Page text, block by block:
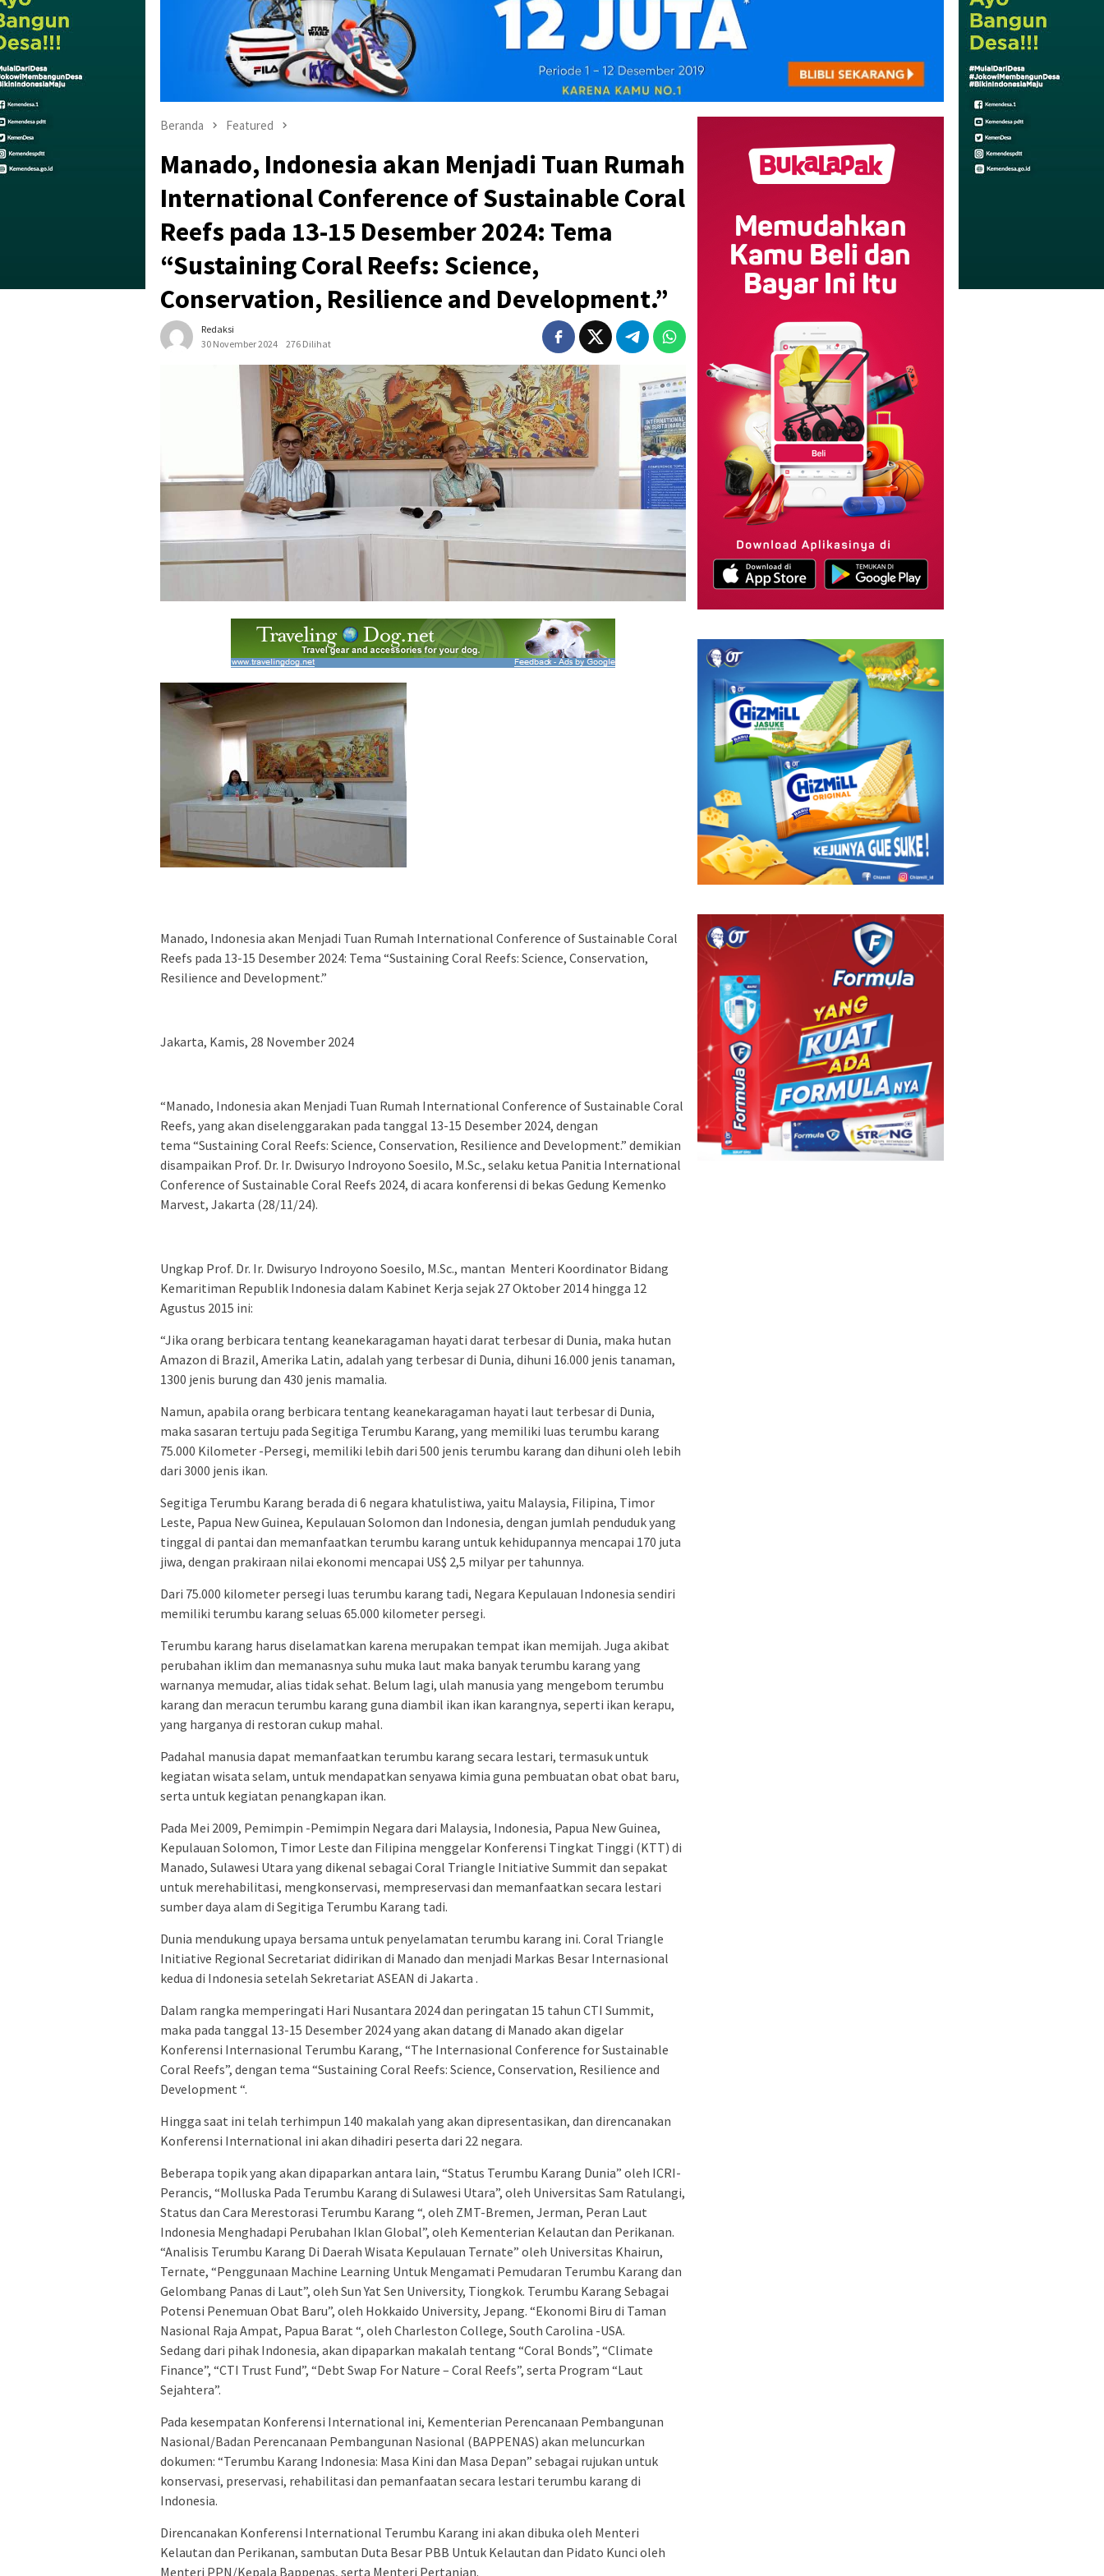
Beranda Featured
Manado, Indonesia akan Menjadi Tuan Rumah
International Conference of Sustainable Coral
Reefs pada 13-15 Desember 2024: Tema
“Sustaining Coral Reefs: Science,
Conservation, Resilience and Development.”
Redaksi
30 November 2024
276 Dilihat
Manado, Indonesia akan Menjadi Tuan Rumah International Conference of Sustainable Coral
Reefs pada 13-15 Desember 2024: Tema “Sustaining Coral Reefs: Science, Conservation,
Resilience and Development.”
Jakarta, Kamis, 28 November 2024
“Manado, Indonesia akan Menjadi Tuan Rumah International Conference of Sustainable Coral
Reefs, yang akan diselenggarakan pada tanggal 13-15 Desember 2024, dengan
tema “Sustaining Coral Reefs: Science, Conservation, Resilience and Development.” demikian
disampaikan Prof. Dr. Ir. Dwisuryo Indroyono Soesilo, M.Sc., selaku ketua Panitia International
Conference of Sustainable Coral Reefs 2024, di acara konferensi di bekas Gedung Kemenko
Marvest, Jakarta (28/11/24).
Ungkap Prof. Dr. Ir. Dwisuryo Indroyono Soesilo, M.Sc., mantan Menteri Koordinator Bidang
Kemaritiman Republik Indonesia dalam Kabinet Kerja sejak 27 Oktober 2014 hingga 12
Agustus 2015 ini:
“Jika orang berbicara tentang keanekaragaman hayati darat terbesar di Dunia, maka hutan
Amazon di Brazil, Amerika Latin, adalah yang terbesar di Dunia, dihuni 16.000 jenis tanaman,
1300 jenis burung dan 430 jenis mamalia.
Namun, apabila orang berbicara tentang keanekaragaman hayati laut terbesar di Dunia,
maka sasaran tertuju pada Segitiga Terumbu Karang, yang memiliki luas terumbu karang
75.000 Kilometer -Persegi, memiliki lebih dari 500 jenis terumbu karang dan dihuni oleh lebih
dari 3000 jenis ikan.
Segitiga Terumbu Karang berada di 6 negara khatulistiwa, yaitu Malaysia, Filipina, Timor
Leste, Papua New Guinea, Kepulauan Solomon dan Indonesia, dengan jumlah penduduk yang
tinggal di pantai dan memanfaatkan terumbu karang untuk kehidupannya mencapai 170 juta
jiwa, dengan prakiraan nilai ekonomi mencapai US$ 2,5 milyar per tahunnya.
Dari 75.000 kilometer persegi luas terumbu karang tadi, Negara Kepulauan Indonesia sendiri
memiliki terumbu karang seluas 65.000 kilometer persegi.
Terumbu karang harus diselamatkan karena merupakan tempat ikan memijah. Juga akibat
perubahan iklim dan memanasnya suhu muka laut maka banyak terumbu karang yang
warnanya memudar, alias tidak sehat. Belum lagi, ulah manusia yang mengebom terumbu
karang dan meracun terumbu karang guna diambil ikan ikan karangnya, seperti ikan kerapu,
yang harganya di restoran cukup mahal.
Padahal manusia dapat memanfaatkan terumbu karang secara lestari, termasuk untuk
kegiatan wisata selam, untuk mendapatkan senyawa kimia guna pembuatan obat obat baru,
serta untuk kegiatan penangkapan ikan.
Pada Mei 2009, Pemimpin -Pemimpin Negara dari Malaysia, Indonesia, Papua New Guinea,
Kepulauan Solomon, Timor Leste dan Filipina menggelar Konferensi Tingkat Tinggi (KTT) di
Manado, Sulawesi Utara yang dikenal sebagai Coral Triangle Initiative Summit dan sepakat
untuk merehabilitasi, mengkonservasi, mempreservasi dan memanfaatkan secara lestari
sumber daya alam di Segitiga Terumbu Karang tadi.
Dunia mendukung upaya bersama untuk penyelamatan terumbu karang ini. Coral Triangle
Initiative Regional Secretariat didirikan di Manado dan menjadi Markas Besar Internasional
kedua di Indonesia setelah Sekretariat ASEAN di Jakarta .
Dalam rangka memperingati Hari Nusantara 2024 dan peringatan 15 tahun CTI Summit,
maka pada tanggal 13-15 Desember 2024 yang akan datang di Manado akan digelar
Konferensi Internasional Terumbu Karang, “The Internasional Conference for Sustainable
Coral Reefs”, dengan tema “Sustaining Coral Reefs: Science, Conservation, Resilience and
Development “.
Hingga saat ini telah terhimpun 140 makalah yang akan dipresentasikan, dan direncanakan
Konferensi International ini akan dihadiri peserta dari 22 negara.
Beberapa topik yang akan dipaparkan antara lain, “Status Terumbu Karang Dunia” oleh ICRI-
Perancis, “Molluska Pada Terumbu Karang di Sulawesi Utara”, oleh Universitas Sam Ratulangi,
Status dan Cara Merestorasi Terumbu Karang “, oleh ZMT-Bremen, Jerman, Peran Laut
Indonesia Menghadapi Perubahan Iklan Global”, oleh Kementerian Kelautan dan Perikanan.
“Analisis Terumbu Karang Di Daerah Wisata Kepulauan Ternate” oleh Universitas Khairun,
Ternate, “Penggunaan Machine Learning Untuk Mengamati Pemudaran Terumbu Karang dan
Gelombang Panas di Laut”, oleh Sun Yat Sen University, Tiongkok. Terumbu Karang Sebagai
Potensi Penemuan Obat Baru”, oleh Hokkaido University, Jepang. “Ekonomi Biru di Taman
Nasional Raja Ampat, Papua Barat “, oleh Charleston College, South Carolina -USA.
Sedang dari pihak Indonesia, akan dipaparkan makalah tentang “Coral Bonds”, “Climate
Finance”, “CTI Trust Fund”, “Debt Swap For Nature – Coral Reefs”, serta Program “Laut
Sejahtera”.
Pada kesempatan Konferensi International ini, Kementerian Perencanaan Pembangunan
Nasional/Badan Perencanaan Pembangunan Nasional (BAPPENAS) akan meluncurkan
dokumen: “Terumbu Karang Indonesia: Masa Kini dan Masa Depan” sebagai rujukan untuk
konservasi, preservasi, rehabilitasi dan pemanfaatan secara lestari terumbu karang di
Indonesia.
Direncanakan Konferensi International Terumbu Karang ini akan dibuka oleh Menteri
Kelautan dan Perikanan, sambutan Duta Besar PBB Untuk Kelautan dan Pidato Kunci oleh
Menteri PPN/Kepala Bappenas, serta Menteri Pertanian.